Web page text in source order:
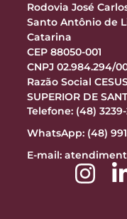
Rodovia José
Santo Antônio de
Catarina
CEP 88050-001
CNPJ 02.984.294/
Razão Social
SUPERIOR DE
Telefone: (48)
WhatsApp: (48)
E-mail: